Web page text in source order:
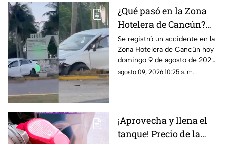
¿Qué pasó en la Zona
Hotelera de Cancún?
Accidente sorprende a
varios; un auto terminó
en el camellón del km 5
Se registró un accidente en la
Zona Hotelera de Cancún hoy
domingo 9 de agosto de 2026.
Un auto terminó en el
agosto 09, 2026 10:25 a. m.
¡Aprovecha y llena el
tanque! Precio de la